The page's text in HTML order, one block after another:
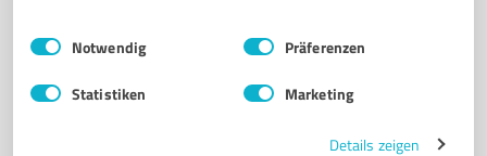
Impressum Datenschutzbestimmungen
Einwilligungsauswahl
Notwendig Präferenzen
Statistiken Marketing
Details zeigen
Boelckestraße 17-19, 50171 Kerpen